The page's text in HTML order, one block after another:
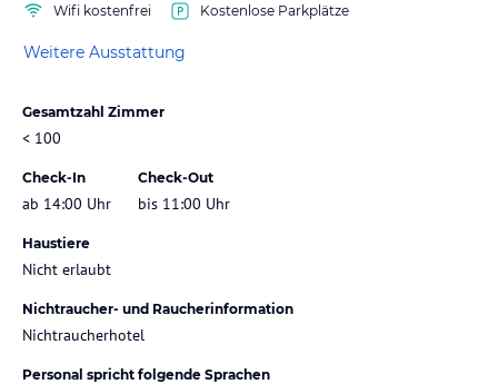
Wifi kostenfrei Kostenlose Parkplätze
Weitere Ausstattung
Gesamtzahl Zimmer
< 100
Check-In
ab 14:00 Uhr
Check-Out
bis 11:00 Uhr
Haustiere
Nicht erlaubt
Nichtraucher- und Raucherinformation
Nichtraucherhotel
Personal spricht folgende Sprachen